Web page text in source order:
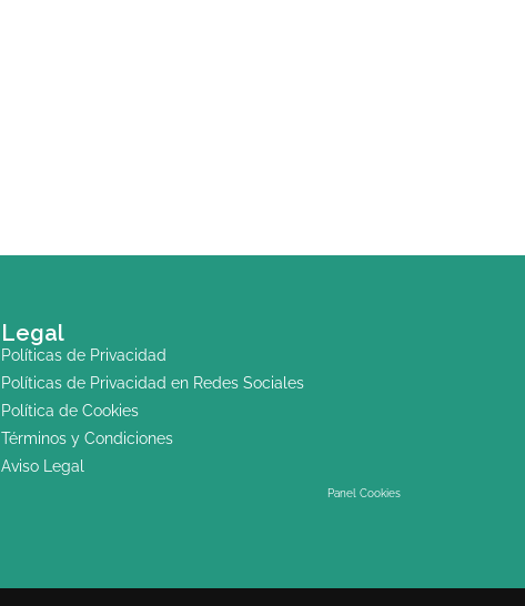
Legal
Políticas de Privacidad
Políticas de Privacidad en Redes Sociales
Política de Cookies
Términos y Condiciones
Aviso Legal
Panel Cookies